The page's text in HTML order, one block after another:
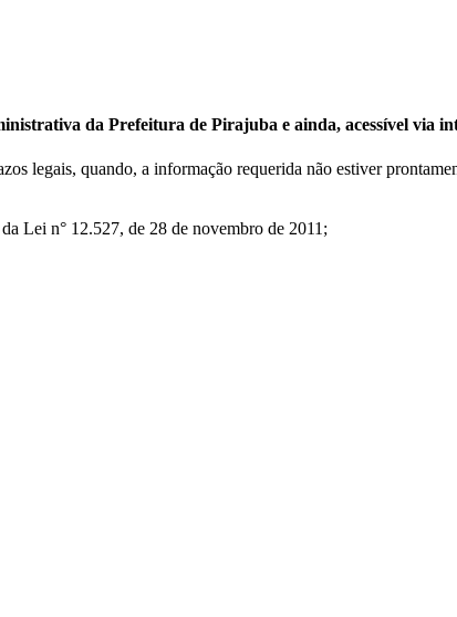
da Prefeitura de Pirajuba e ainda, acessível via
legais, quando, a informação requerida não estiver
Lei n° 12.527, de 28 de novembro de 2011;